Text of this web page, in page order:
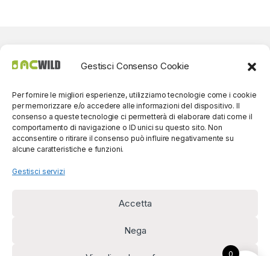
Gestisci Consenso Cookie
Per fornire le migliori esperienze, utilizziamo tecnologie come i cookie
per memorizzare e/o accedere alle informazioni del dispositivo. Il
consenso a queste tecnologie ci permetterà di elaborare dati come il
comportamento di navigazione o ID unici su questo sito. Non
acconsentire o ritirare il consenso può influire negativamente su
alcune caratteristiche e funzioni.
Gestisci servizi
Accetta
Nega
(0039) 091
0